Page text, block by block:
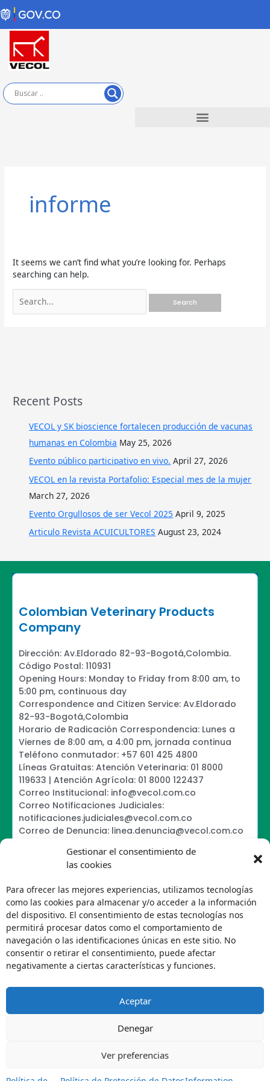
Gestionar el consentimiento de
las cookies
Para ofrecer las mejores experiencias, utilizamos tecnologías
como las cookies para almacenar y/o acceder a la información
del dispositivo. El consentimiento de estas tecnologías nos
permitirá procesar datos como el comportamiento de
navegación o las identificaciones únicas en este sitio. No
consentir o retirar el consentimiento, puede afectar
negativamente a ciertas características y funciones.
Aceptar
Denegar
Ver preferencias
Skip
to
content
informe
It seems we can’t find what you’re looking for. Perhaps
searching can help.
Recent Posts
VECOL y SK bioscience fortalecen producción de vacunas
humanas en Colombia May 25, 2026
Evento público participativo en vivo. April 27, 2026
VECOL en la revista Portafolio: Especial mes de la mujer
March 27, 2026
Evento Orgullosos de ser Vecol 2025 April 9, 2025
Articulo Revista ACUICULTORES August 23, 2024
Colombian Veterinary Products
Company
Dirección: Av.Eldorado 82-93-Bogotá,Colombia.
Código Postal: 110931
Opening Hours: Monday to Friday from 8:00 am, to
5:00 pm, continuous day
Correspondence and Citizen Service: Av.Eldorado
82-93-Bogotá,Colombia
Horario de Radicación Correspondencia: Lunes a
Viernes de 8:00 am, a 4:00 pm, jornada continua
Teléfono conmutador: +57 601 425 4800
Líneas Gratuitas: Atención Veterinaria: 01 8000
119633 | Atención Agrícola: 01 8000 122437
Correo Institucional: info@vecol.com.co
Correo Notificaciones Judiciales:
notificaciones.judiciales@vecol.com.co
Correo de Denuncia: linea.denuncia@vecol.com.co
Política de Términos y Condiciones de Uso
Política de Tratamiento de Datos Personales VECOL
S.A
Política de Derechos de Autor y Uso sobre los
Contenidos
Política Editorial de la Sede Electrónica
Encuesta de usabilidad